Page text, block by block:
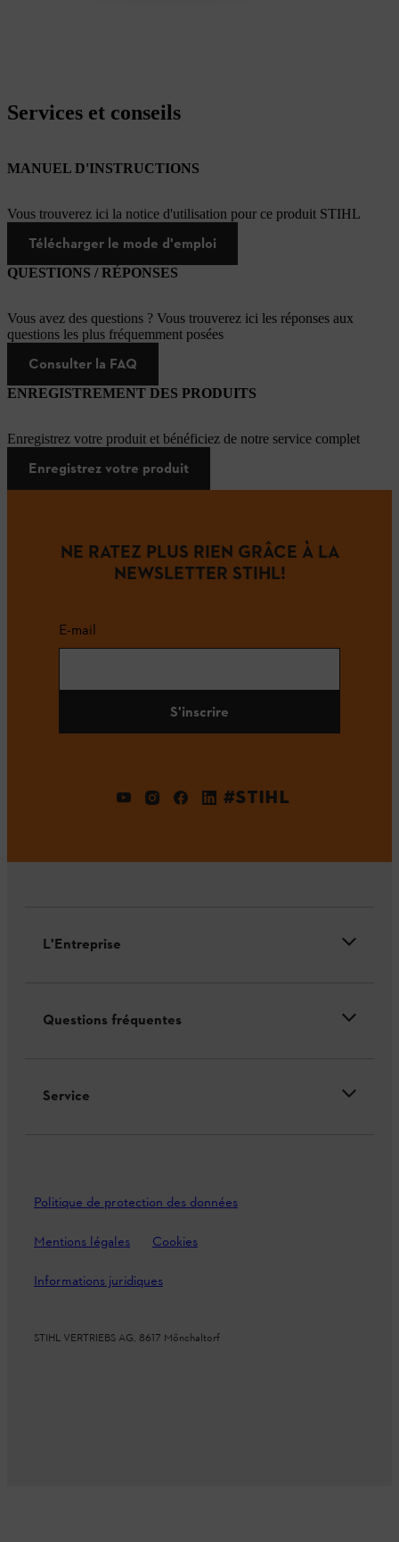
Services et conseils
MANUEL D'INSTRUCTIONS
Vous trouverez ici la notice d'utilisation pour ce produit STIHL
Télécharger le mode d'emploi
QUESTIONS / RÉPONSES
Vous avez des questions ? Vous trouverez ici les réponses aux
questions les plus fréquemment posées
Consulter la FAQ
ENREGISTREMENT DES PRODUITS
Enregistrez votre produit et bénéficiez de notre service complet
Enregistrez votre produit
NE RATEZ PLUS RIEN GRÂCE À LA
NEWSLETTER STIHL!
E-mail
S'inscrire
#STIHL
L'Entreprise
Questions fréquentes
Service
Politique de protection des données
Mentions légales Cookies
Informations juridiques
STIHL VERTRIEBS AG, 8617 Mönchaltorf